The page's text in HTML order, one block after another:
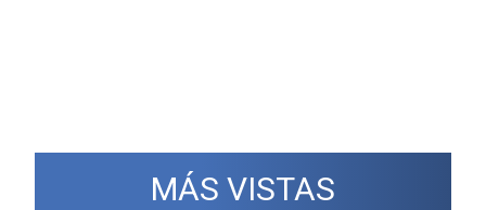
MÁS VISTAS